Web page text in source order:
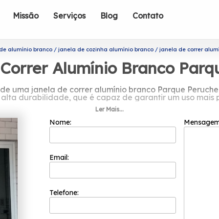
Missão Serviços Blog Contato
alumínio branco janela de cozinha alumínio branco janela de correr
Alumínio Branco
uma janela de correr alumínio branco Parque
alta durabilidade, que é capaz de garantir um uso
em janela de correr alumínio branco
formada somente por colaboradores
e evolução dos processos. A empresa é uma
o melhor custo benefício para seus clientes.
é uma das organizações mais recomendadas do
alumínio branco Parque Peruche, Oferecendo
o de aqui é feito esquadrias de alumínio sob
Conte com a organização para serviços de
informações!
Ler Mais...
Nome:
Email:
Telefone: